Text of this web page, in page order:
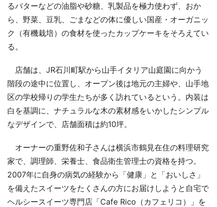
るバターなどの油脂や砂糖、乳製品を極力使わず、おか
ら、野菜、豆乳、ごまなどの体に優しい国産・オーガニッ
ク（有機栽培）の食材を使ったカップケーキをそろえてい
る。
店舗は、JR石川町駅から山手イタリア山庭園に向かう
階段の途中に位置し、オープン後は地元の主婦や、山手地
区の学校帰りの学生たちが多く訪れているという。内装は
白を基調に、ナチュラルな木の素材感をいかしたシンプル
なデザインで、店舗面積は約10坪。
オーナーの重野佐和子さんは横浜市鶴見在住の料理研究
家で、調理師、栄養士、食品衛生管理士の資格を持つ。
2007年に自身の病気の経験から「健康」と「おいしさ」
を備えたスイーツをたくさんの方にお届けしようと自宅で
ヘルシースイーツ専門店「Cafe Rico（カフェリコ）」を